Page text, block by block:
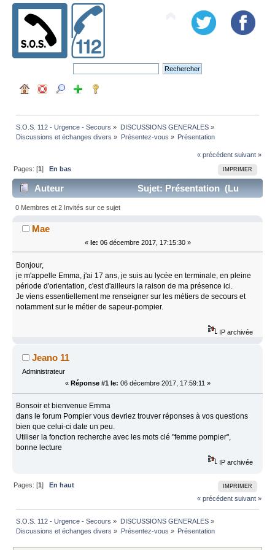
S.O.S. 112 - Urgence - Secours » DISCUSSIONS GENERALES»
Discussions et échanges divers » Présentez-vous » Présentation
« précédent suivant »
IMPRIMER
Pages: [1]En bas
Auteur
Sujet: Présentation (Lu
11549 fois)
0 Membres et 2 Invités sur ce sujet
Mae
« le: 06 décembre 2017, 17:15:30 »
Bonjour,
je m'appelle Emma, j'ai 17 ans, je suis au lycée en terminale, en pleine
période d'orientation, c'est d'ailleurs la raison de ma présence ici.
Je viens essentiellement me renseigner sur les métiers de secours et
notamment sur le métier de sapeur-pompier.
IP archivée
Jeano 11
Administrateur
« Réponse #1 le: 06 décembre 2017, 17:59:11 »
Bonsoir et bienvenue Emma
dans le forum Pompier vous devriez trouver réponses à vos questions
bien que celui-ci date un peu.
Utiliser la fonction recherche avec les mots clé "femme pompier",
bonne lecture
IP archivée
IMPRIMER
Pages: [1]
En haut
« précédent suivant »
S.O.S. 112 - Urgence - Secours » DISCUSSIONS GENERALES»
Discussions et échanges divers » Présentez-vous » Présentation